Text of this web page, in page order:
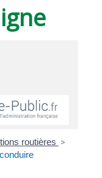
routières >